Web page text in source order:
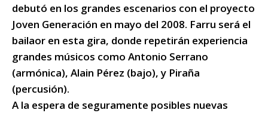
debutó en los grandes escenarios con el proyecto
Joven Generación en mayo del 2008. Farru será el
bailaor en esta gira, donde repetirán experiencia
grandes músicos como Antonio Serrano
(armónica), Alain Pérez (bajo), y Piraña
(percusión).
A la espera de seguramente posibles nuevas